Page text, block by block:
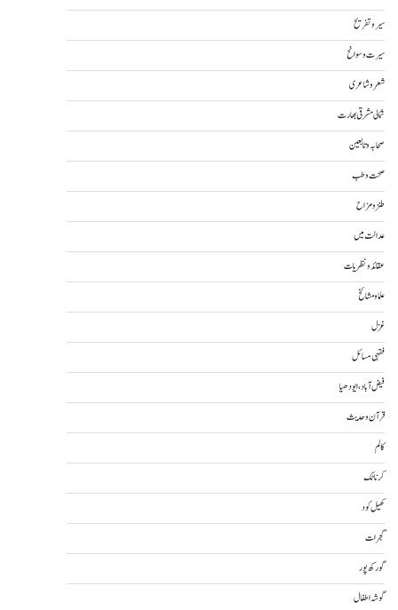
سیر و تفریح
سیرت و سوانح
شعر و شاعری
شمالی مشرقی بھارت
صحابہ و تابعین
صحت و طب
طنز و مزاح
عدالت میں
عقائد و نظریات
علما و مشائخ
غزل
فقہی مسائل
فیض آباد، ایودھیا
قرآن و حدیث
کالم
کرناٹک
کھیل کود
گجرات
گورکھ پور
گوشہ اطفال